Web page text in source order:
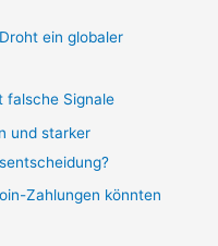
ein globaler
falsche Signale
und starker
Zahlungen könnten